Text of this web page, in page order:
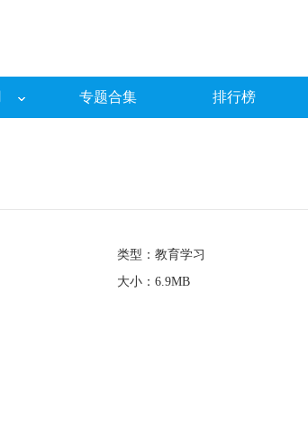
专题合集 排行榜
类型：教育学习
大小：6.9MB